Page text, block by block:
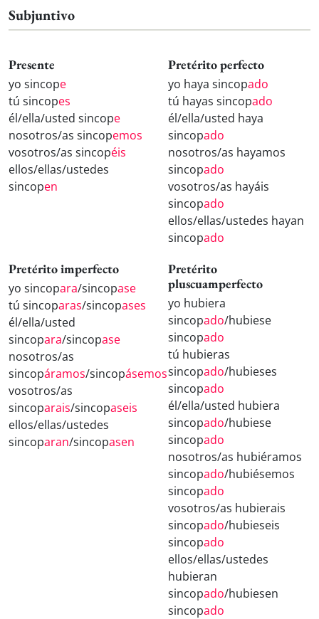
Subjuntivo
Presente
yo sincope
tú sincopes
él/ella/usted sincope
nosotros/as sincopemos
vosotros/as sincopéis
ellos/ellas/ustedes
sincopen
Pretérito perfecto
yo haya sincopado
tú hayas sincopado
él/ella/usted haya
sincopado
nosotros/as hayamos
sincopado
vosotros/as hayáis
sincopado
ellos/ellas/ustedes hayan
sincopado
Pretérito imperfecto
yo sincopara/sincopase
tú sincoparas/sincopases
él/ella/usted
sincopara/sincopase
nosotros/as
sincopáramos/sincopásemos
vosotros/as
sincoparais/sincopaseis
ellos/ellas/ustedes
sincoparan/sincopasen
Pretérito
pluscuamperfecto
yo hubiera
sincopado/hubiese
sincopado
tú hubieras
sincopado/hubieses
sincopado
él/ella/usted hubiera
sincopado/hubiese
sincopado
nosotros/as hubiéramos
sincopado/hubiésemos
sincopado
vosotros/as hubierais
sincopado/hubieseis
sincopado
ellos/ellas/ustedes
hubieran
sincopado/hubiesen
sincopado